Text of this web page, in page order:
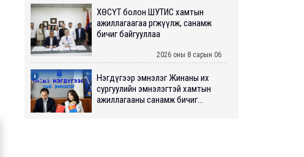
ХӨСҮТ болон ШУТИС хамтын
ажиллагаагаа өргөжүүлж, санамж
бичиг байгууллаа
2026 оны 8 сарын 06
Нэгдүгээр эмнэлэг Жинаны их
сургуулийн эмнэлэгтэй хамтын
ажиллагааны санамж бичиг...